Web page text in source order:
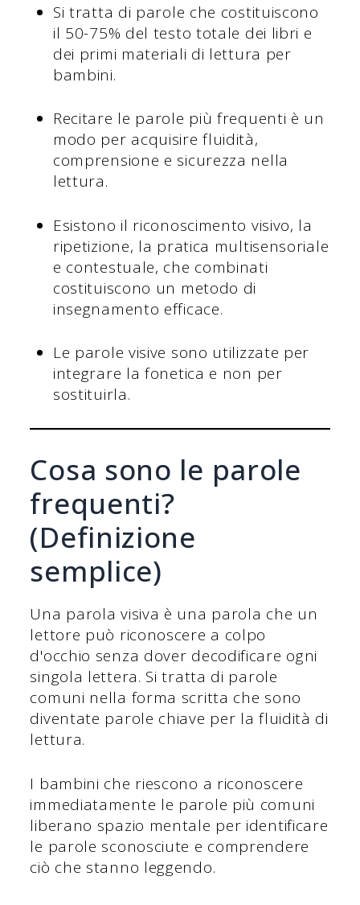
Si tratta di parole che costituiscono
il 50-75% del testo totale dei libri e
dei primi materiali di lettura per
bambini.
Recitare le parole più frequenti è un
modo per acquisire fluidità,
comprensione e sicurezza nella
lettura.
Esistono il riconoscimento visivo, la
ripetizione, la pratica multisensoriale
e contestuale, che combinati
costituiscono un metodo di
insegnamento efficace.
Le parole visive sono utilizzate per
integrare la fonetica e non per
sostituirla.
Cosa sono le parole
frequenti?
(Definizione
semplice)
Una parola visiva è una parola che un
lettore può riconoscere a colpo
d'occhio senza dover decodificare ogni
singola lettera. Si tratta di parole
comuni nella forma scritta che sono
diventate parole chiave per la fluidità di
lettura.
I bambini che riescono a riconoscere
immediatamente le parole più comuni
liberano spazio mentale per identificare
le parole sconosciute e comprendere
ciò che stanno leggendo.